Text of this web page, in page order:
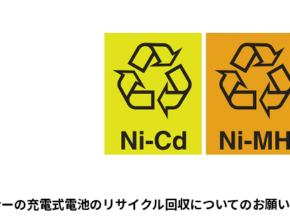
の充電式電池のリサイクル回収についてのお願い